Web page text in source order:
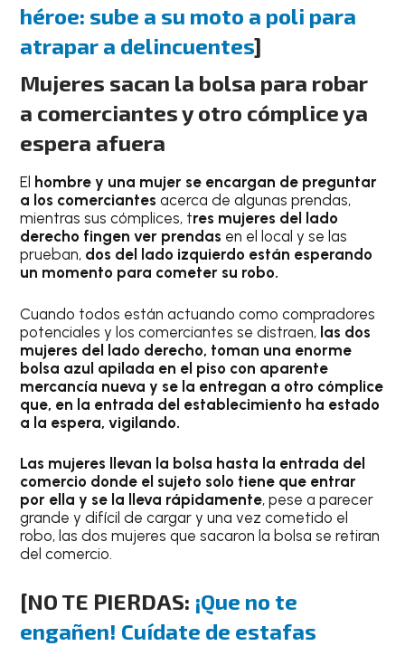
héroe: sube a su moto a poli para
atrapar a delincuentes]
Mujeres sacan la bolsa para robar
a comerciantes y otro cómplice ya
espera afuera
El hombre y una mujer se encargan de preguntar
a los comerciantes acerca de algunas prendas,
mientras sus cómplices, tres mujeres del lado
derecho fingen ver prendas en el local y se las
prueban, dos del lado izquierdo están esperando
un momento para cometer su robo.
Cuando todos están actuando como compradores
potenciales y los comerciantes se distraen, las dos
mujeres del lado derecho, toman una enorme
bolsa azul apilada en el piso con aparente
mercancía nueva y se la entregan a otro cómplice
que, en la entrada del establecimiento ha estado
a la espera, vigilando.
Las mujeres llevan la bolsa hasta la entrada del
comercio donde el sujeto solo tiene que entrar
por ella y se la lleva rápidamente, pese a parecer
grande y difícil de cargar y una vez cometido el
robo, las dos mujeres que sacaron la bolsa se retiran
del comercio.
[NO TE PIERDAS: ¡Que no te
engañen! Cuídate de estafas